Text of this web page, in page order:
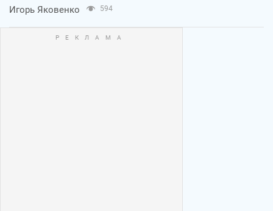
Игорь Яковенко 594